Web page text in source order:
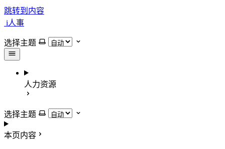
跳转到内容
i人事
选择主题
人力资源
选择主题
本页内容